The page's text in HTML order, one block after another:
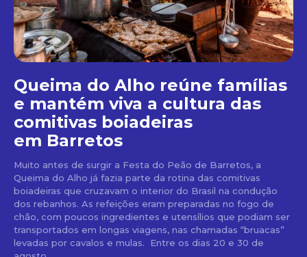
Queima do Alho reúne famílias
e mantém viva a cultura das
comitivas boiadeiras
em Barretos
Muito antes de surgir a Festa do Peão de Barretos, a
Queima do Alho já fazia parte da rotina das comitivas
boiadeiras que cruzavam o interior do Brasil na condução
dos rebanhos. As refeições eram preparadas no fogo de
chão, com poucos ingredientes e utensílios que podiam ser
transportados em longas viagens, nas chamadas “bruacas”
levadas por cavalos e mulas. Entre os dias 20 e 30 de